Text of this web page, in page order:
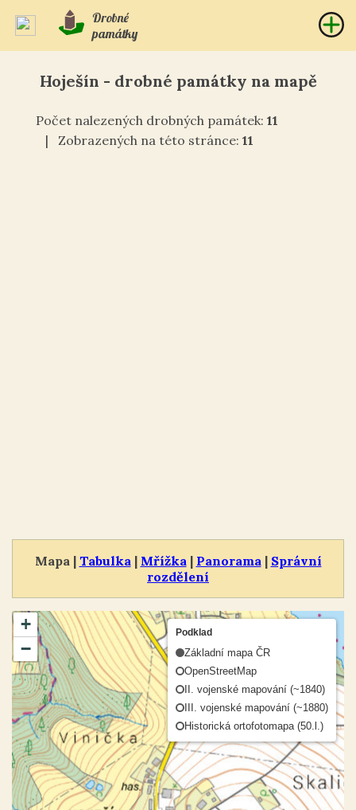
Drobné
památky
Hoješín - drobné památky na mapě
Počet nalezených drobných památek: 11
| Zobrazených na této stránce: 11
Mapa | Tabulka | Mřížka | Panorama | Správní
rozdělení
+
−
Podklad
Základní mapa ČR
OpenStreetMap
II. vojenské mapování (~1840)
III. vojenské mapování (~1880)
Historická ortofotomapa (50.l.)